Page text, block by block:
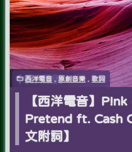
西洋電音,原創音樂 , 歌詞
【西洋電音】
Pretend ft. Cash
文附詞】